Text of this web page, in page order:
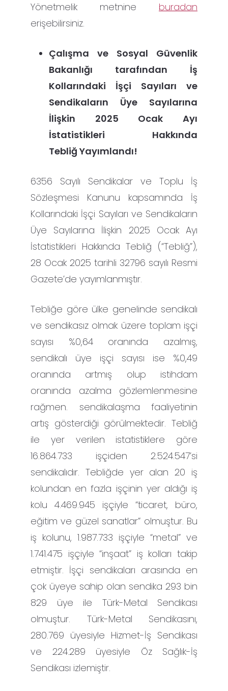
Yönetmelik metnine buradan
erişebilirsiniz.
Çalışma ve Sosyal Güvenlik
Bakanlığı tarafından İş
Kollarındaki İşçi Sayıları ve
Sendikaların Üye Sayılarına
İlişkin 2025 Ocak Ayı
İstatistikleri Hakkında
Tebliğ Yayımlandı!
6356 Sayılı Sendikalar ve Toplu İş
Sözleşmesi Kanunu kapsamında İş
Kollarındaki İşçi Sayıları ve Sendikaların
Üye Sayılarına İlişkin 2025 Ocak Ayı
İstatistikleri Hakkında Tebliğ (“Tebliğ”),
28 Ocak 2025 tarihli 32796 sayılı Resmi
Gazete’de yayımlanmıştır.
Tebliğe göre ülke genelinde sendikalı
ve sendikasız olmak üzere toplam işçi
sayısı %0,64 oranında azalmış,
sendikalı üye işçi sayısı ise %0,49
oranında artmış olup istihdam
oranında azalma gözlemlenmesine
rağmen. sendikalaşma faaliyetinin
artış gösterdiği görülmektedir. Tebliğ
ile yer verilen istatistiklere göre
16.864.733 işçiden 2.524.547’si
sendikalıdır. Tebliğde yer alan 20 iş
kolundan en fazla işçinin yer aldığı iş
kolu 4.469.945 işçiyle “ticaret, büro,
eğitim ve güzel sanatlar” olmuştur. Bu
iş kolunu, 1.987.733 işçiyle “metal” ve
1.741.475 işçiyle “inşaat” iş kolları takip
etmiştir. İşçi sendikaları arasında en
çok üyeye sahip olan sendika 293 bin
829 üye ile Türk-Metal Sendikası
olmuştur. Türk-Metal Sendikasını,
280.769 üyesiyle Hizmet-İş Sendikası
ve 224.289 üyesiyle Öz Sağlık-İş
Sendikası izlemiştir.